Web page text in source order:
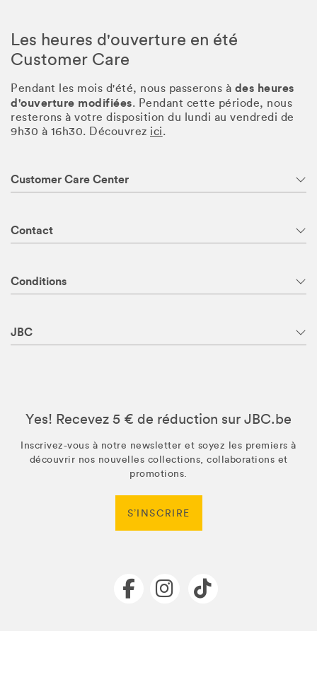
Les heures d'ouverture en été
Customer Care
Pendant les mois d'été, nous passerons à des heures
d'ouverture modifiées. Pendant cette période, nous
resterons à votre disposition du lundi au vendredi de
9h30 à 16h30. Découvrez ici.
Customer Care Center
Contact
Conditions
JBC
Yes! Recevez 5 € de réduction sur JBC.be
Inscrivez-vous à notre newsletter et soyez les premiers à
découvrir nos nouvelles collections, collaborations et
promotions.
S’INSCRIRE